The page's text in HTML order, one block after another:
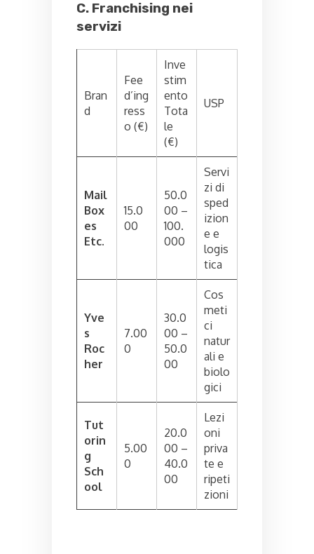
C. Franchising nei
servizi
Bran
d
Fee
d’ing
ress
o (€)
Inve
stim
ento
Tota
le
(€)
USP
Mail
Box
es
Etc.
15.0
00
50.0
00 –
100.
000
Servi
zi di
sped
izion
e e
logis
tica
Yve
s
Roc
her
7.00
0
30.0
00 –
50.0
00
Cos
meti
ci
natur
ali e
biolo
gici
Tut
orin
g
Sch
ool
5.00
0
20.0
00 –
40.0
00
Lezi
oni
priva
te e
ripeti
zioni